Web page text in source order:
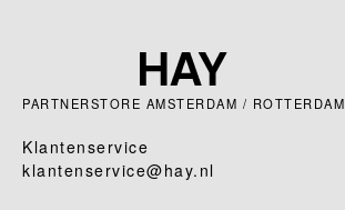
PARTNERSTORE AMSTERDAM / ROTTERDAM
Klantenservice
klantenservice@hay.nl